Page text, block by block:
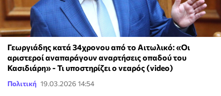
Γεωργιάδης κατά 34χρονου από το Αιτωλικό: «Οι
αριστεροί αναπαράγουν αναρτήσεις οπαδού του
Κασιδιάρη» - Τι υποστηρίζει ο νεαρός (video)
Πολιτική 19.03.2026 14:54